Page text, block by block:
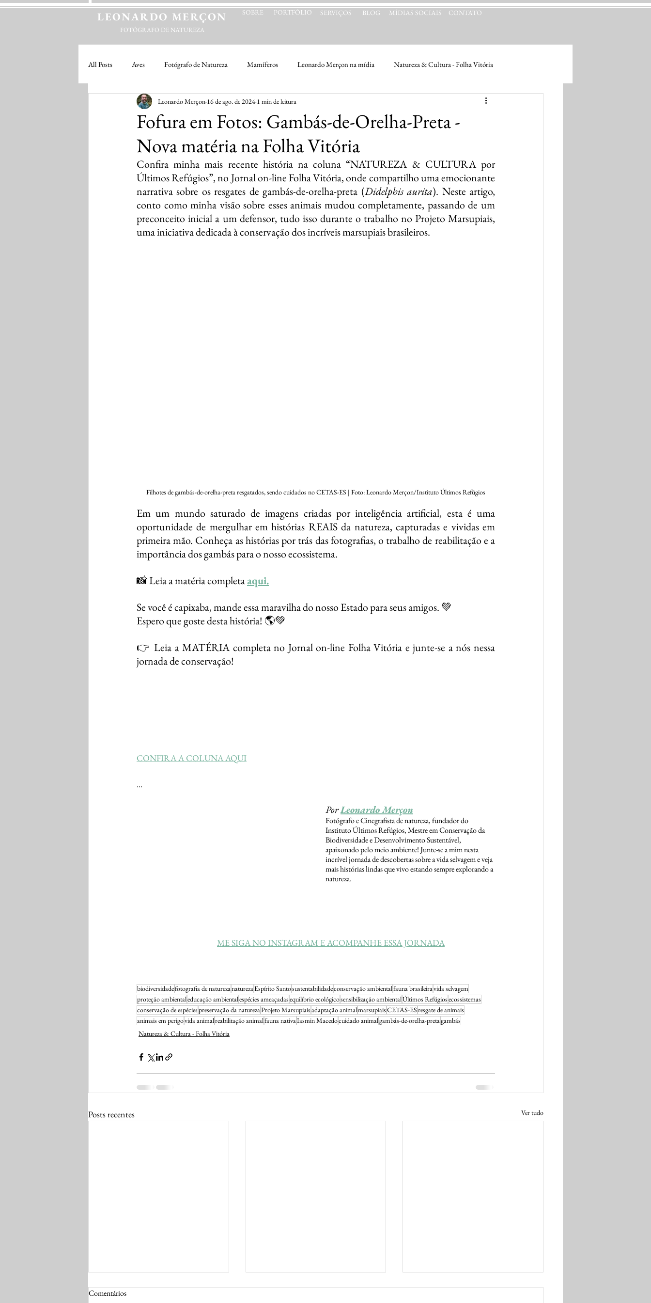
LEONARDO MERÇON
FOTÓGRAFO DE NATUREZA
SOBRE PORTFÓLIO SERVIÇOS BLOG MÍDIAS SOCIAIS CONTATO
All Posts Aves Fotógrafo de Natureza Mamíferos Leonardo Merçon na mídia Natureza & Cultura - Folha Vitória
Fofura em Fotos: Gambás-de-Orelha-Preta -
Nova matéria na Folha Vitória
Leonardo Merçon 16 de ago. de 2024 1 min de leitura
Confira minha mais recente história na coluna “NATUREZA & CULTURA por
Últimos Refúgios”, no Jornal on-line Folha Vitória, onde compartilho uma emocionante
narrativa sobre os resgates de gambás-de-orelha-preta (Didelphis aurita). Neste artigo,
conto como minha visão sobre esses animais mudou completamente, passando de um
preconceito inicial a um defensor, tudo isso durante o trabalho no Projeto Marsupiais,
uma iniciativa dedicada à conservação dos incríveis marsupiais brasileiros.
Filhotes de gambás-de-orelha-preta resgatados, sendo cuidados no CETAS-ES | Foto: Leonardo Merçon/Instituto Últimos Refúgios
Em um mundo saturado de imagens criadas por inteligência artificial, esta é uma
oportunidade de mergulhar em histórias REAIS da natureza, capturadas e vividas em
primeira mão. Conheça as histórias por trás das fotografias, o trabalho de reabilitação e a
importância dos gambás para o nosso ecossistema.
📸 Leia a matéria completa aqui.
Se você é capixaba, mande essa maravilha do nosso Estado para seus amigos. 💚
Espero que goste desta história! 🌎💚
👉 Leia a MATÉRIA completa no Jornal on-line Folha Vitória e junte-se a nós nessa
jornada de conservação!
CONFIRA A COLUNA AQUI
...
Por Leonardo Merçon
Fotógrafo e Cinegrafista de natureza, fundador do
Instituto Últimos Refúgios, Mestre em Conservação da
Biodiversidade e Desenvolvimento Sustentável,
apaixonado pelo meio ambiente! Junte-se a mim nesta
incrível jornada de descobertas sobre a vida selvagem e veja
mais histórias lindas que vivo estando sempre explorando a
natureza.
ME SIGA NO INSTAGRAM E ACOMPANHE ESSA JORNADA
biodiversidadefotografia de naturezanaturezaEspírito Santosustentabilidadeconservação ambientalfauna brasileiravida selvagem
proteção ambientaleducação ambientalespécies ameaçadasequilíbrio ecológicosensibilização ambientalÚltimos Refúgiosecossistemas
conservação de espéciespreservação da naturezaProjeto Marsupiaisadaptação animalmarsupiaisCETAS-ESresgate de animais
animais em perigovida animalreabilitação animalfauna nativaIasmin Macedocuidado animalgambás-de-orelha-pretagambás
Natureza & Cultura - Folha Vitória
Posts recentes Ver tudo
Comentários